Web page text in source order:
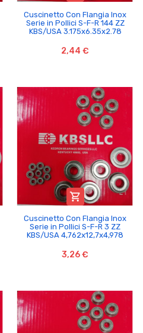
Cuscinetto Con Flangia Inox
Serie in Pollici S-F-R 144 ZZ
KBS/USA 3.175x6.35x2.78
2,44 €

Cuscinetto Con Flangia Inox
Serie in Pollici S-F-R 3 ZZ
KBS/USA 4,762x12,7x4,978
3,26 €